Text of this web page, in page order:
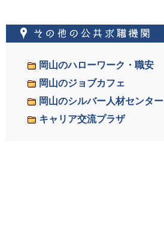
岡山のハローワーク・職安
岡山のジョブカフェ
岡山のシルバー人材センター
キャリア交流プラザ